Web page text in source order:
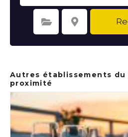
Sélectionnez une catégorie Sélectionnez le lieu
Autres établissements du
proximité